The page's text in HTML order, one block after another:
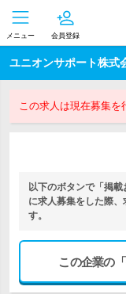
メニュー 会員登録
ユニオンサポート株式
この求人は現在募集を
以下のボタンで「掲
に求人募集をした際
す。
この企業の